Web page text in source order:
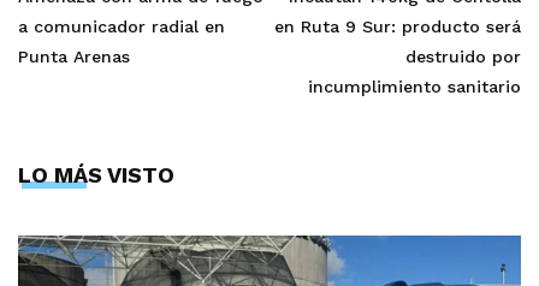
a comunicador radial en
Punta Arenas
en Ruta 9 Sur: producto será
destruido por
incumplimiento sanitario
LO MÁS VISTO